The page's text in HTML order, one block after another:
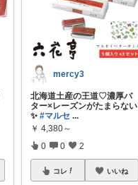
mercy3
北海道土産の王道♡濃厚バ
ター×レーズンがたまらない
✨#マルセ ...
￥ 4,380～
0 0 2
コレ いいね